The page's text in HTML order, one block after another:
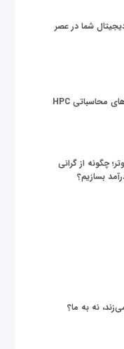
شما در عصر
چگونه از گرانی
بسازیم؟
نه به ما؟